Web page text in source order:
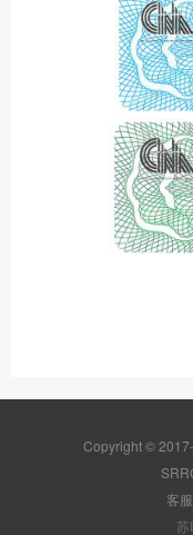
Copyright ©
客